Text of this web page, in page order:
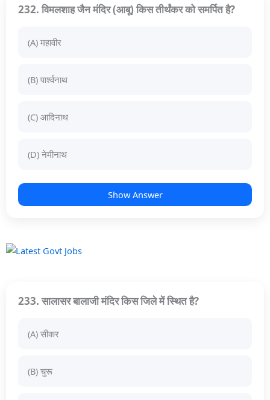
232. विमलशाह जैन मंदिर (आबू) किस तीर्थंकर को समर्पित है?
(A) महावीर
(B) पार्श्वनाथ
(C) आदिनाथ
(D) नेमीनाथ
Show Answer
233. सालासर बालाजी मंदिर किस जिले में स्थित है?
(A) सीकर
(B) चुरू